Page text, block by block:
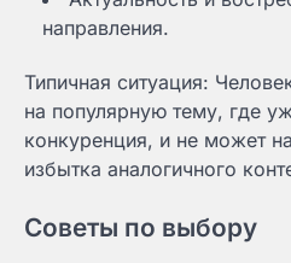
направления.
Типичная ситуация:
на популярную тему, где
конкуренция, и не может
избытка аналогичного
Советы по выбору